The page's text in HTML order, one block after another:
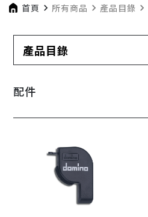
首頁 navigate_next 所有商品 navigate_next 產品目錄 navigate_next
產品目錄
配件